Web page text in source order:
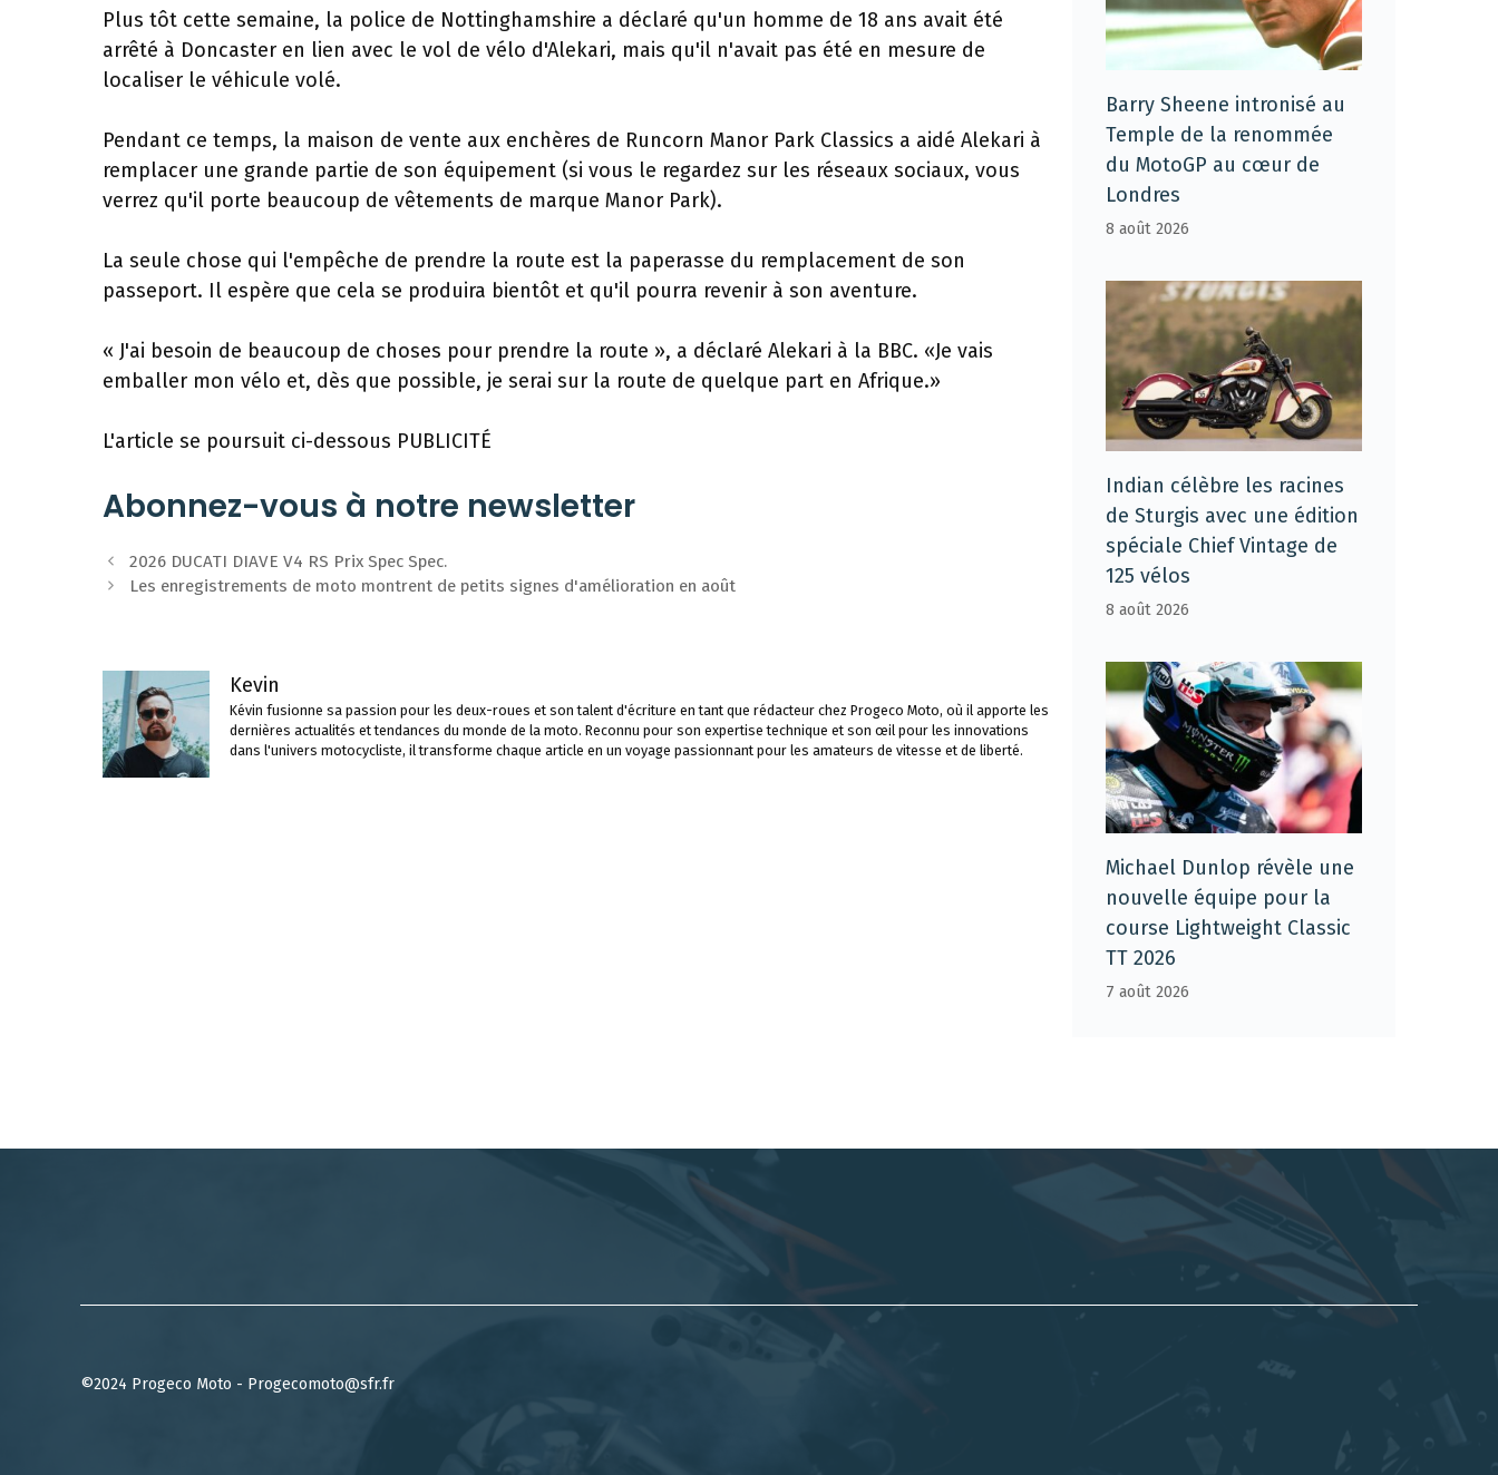
Plus tôt cette semaine, la police de Nottinghamshire a déclaré qu'un homme de 18 ans avait été
arrêté à Doncaster en lien avec le vol de vélo d'Alekari, mais qu'il n'avait pas été en mesure de
localiser le véhicule volé.
Pendant ce temps, la maison de vente aux enchères de Runcorn Manor Park Classics a aidé Alekari à
remplacer une grande partie de son équipement (si vous le regardez sur les réseaux sociaux, vous
verrez qu'il porte beaucoup de vêtements de marque Manor Park).
La seule chose qui l'empêche de prendre la route est la paperasse du remplacement de son
passeport. Il espère que cela se produira bientôt et qu'il pourra revenir à son aventure.
« J'ai besoin de beaucoup de choses pour prendre la route », a déclaré Alekari à la BBC. «Je vais
emballer mon vélo et, dès que possible, je serai sur la route de quelque part en Afrique.»
L'article se poursuit ci-dessous PUBLICITÉ
Abonnez-vous à notre newsletter
Navigation
des
2026 DUCATI DIAVE V4 RS Prix Spec Spec.
Les enregistrements de moto montrent de petits signes d'amélioration en août
Kevin
Kévin fusionne sa passion pour les deux-roues et son talent d'écriture en tant que rédacteur chez Progeco Moto, où il apporte les
dernières actualités et tendances du monde de la moto. Reconnu pour son expertise technique et son œil pour les innovations
dans l'univers motocycliste, il transforme chaque article en un voyage passionnant pour les amateurs de vitesse et de liberté.
Barry Sheene intronisé au
Temple de la renommée
du MotoGP au cœur de
Londres
8 août 2026
Indian célèbre les racines
de Sturgis avec une édition
spéciale Chief Vintage de
125 vélos
8 août 2026
Michael Dunlop révèle une
nouvelle équipe pour la
course Lightweight Classic
TT 2026
7 août 2026
©2024 Progeco Moto - Progecomoto@sfr.fr